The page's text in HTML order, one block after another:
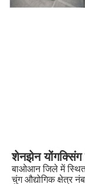
शेनझेन योंगक्सिंग
बाओआन जिले में
चुंग औद्योगिक क्षेत्र